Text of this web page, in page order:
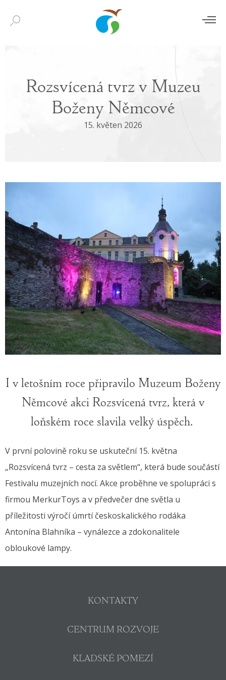
Rozsvícená tvrz v Muzeu
Boženy Němcové
15. květen 2026
I v letošním roce připravilo Muzeum Boženy
Němcové akci Rozsvícená tvrz, která v
loňském roce slavila velký úspěch.
V první polovině roku se uskuteční 15. května
„Rozsvícená tvrz – cesta za světlem“, která bude součástí
Festivalu muzejních nocí. Akce proběhne ve spolupráci s
firmou MerkurToys a v předvečer dne světla u
příležitosti výročí úmrtí českoskalického rodáka
Antonína Blahníka – vynálezce a zdokonalitele
obloukové lampy.
KONTAKTY
CENTRUM ROZVOJE
KLADSKÉ POMEZÍ